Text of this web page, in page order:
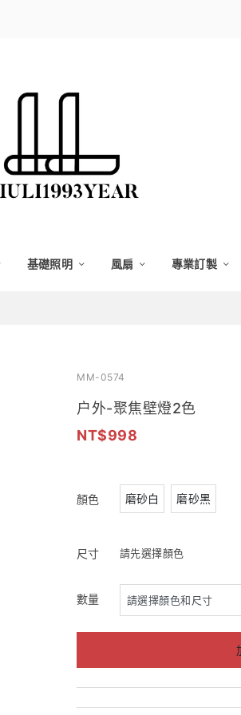
基礎照明 風扇 專業訂製
MM-0574
户外-聚焦壁燈2色
998
顏色 磨砂白 磨砂黑
尺寸 請先選擇顏色
數量